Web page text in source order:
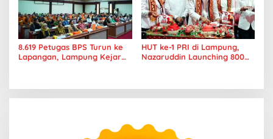
8.619 Petugas BPS Turun ke
Lapangan, Lampung Kejar
HUT ke-1 PRI di Lampung,
Nazaruddin Launching 800